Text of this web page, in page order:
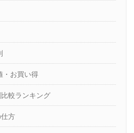
・お買い得
較ランキング
方